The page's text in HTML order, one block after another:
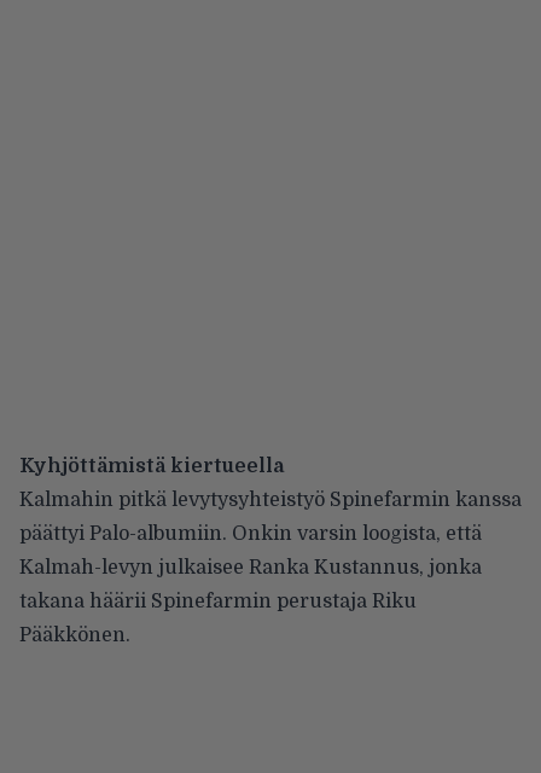
Kyhjöttämistä kiertueella
Kalmahin pitkä levytysyhteistyö Spinefarmin kanssa
päättyi Palo-albumiin. Onkin varsin loogista, että
Kalmah-levyn julkaisee Ranka Kustannus, jonka
takana häärii Spinefarmin perustaja Riku
Pääkkönen.